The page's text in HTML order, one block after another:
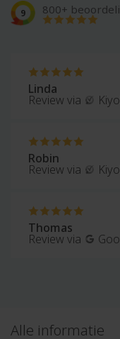
9 800+
Linda
Review via
Robin
Review via
Thomas
Review via
Alle informatie